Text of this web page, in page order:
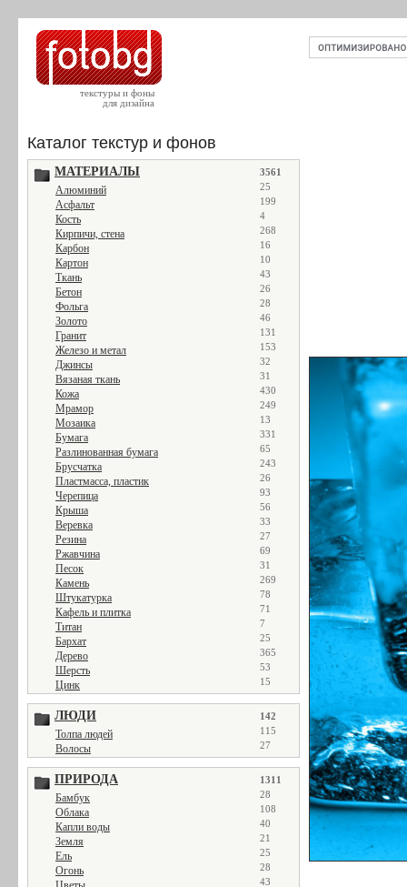
текстуры и фоны
для дизайна
Каталог текстур и фонов
МАТЕРИАЛЫ 3561
Алюминий 25
Асфальт 199
Кость 4
Кирпичи, стена 268
Карбон 16
Картон 10
Ткань 43
Бетон 26
Фольга 28
Золото 46
Гранит 131
Железо и метал 153
Джинсы 32
Вязаная ткань 31
Кожа 430
Мрамор 249
Мозаика 13
Бумага 331
Разлинованная бумага 65
Брусчатка 243
Пластмасса, пластик 26
Черепица 93
Крыша 56
Веревка 33
Резина 27
Ржавчина 69
Песок 31
Камень 269
Штукатурка 78
Кафель и плитка 71
Титан 7
Бархат 25
Дерево 365
Шерсть 53
Цинк 15
ЛЮДИ 142
Толпа людей 115
Волосы 27
ПРИРОДА 1311
Бамбук 28
Облака 108
Капли воды 40
Земля 21
Ель 25
Огонь 28
43